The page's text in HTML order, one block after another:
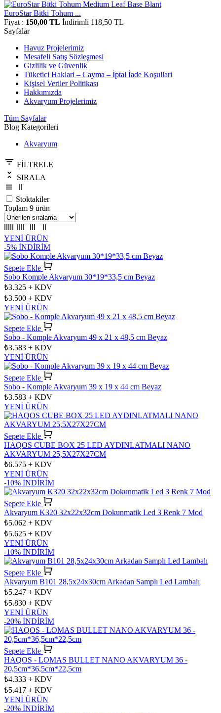
EuroStar Bitki Tohum ...
Fiyat : 150,00 TL İndirimli 118,50 TL
Sayfalar
Havuz Projelerimiz
Mesafeli Satış Sözleşmesi
Gizlilik ve Güvenlik
Tüketici Haklari – Cayma – İptal İade Koşullari
Kişisel Veriler Politikası
Hakkımızda
Akvaryum Projelerimiz
Tüm Sayfalar
Blog Kategorileri
Akvaryum
FİLTRELE
SIRALA
Stoktakiler
Toplam 9 ürün
YENİ ÜRÜN
-5% İNDİRİM
Sepete Ekle
Sobo Komple Akvaryum 30*19*33,5 cm Beyaz
₺3.325 + KDV
₺3.500 + KDV
YENİ ÜRÜN
Sepete Ekle
Sobo - Komple Akvaryum 49 x 21 x 48,5 cm Beyaz
₺3.583 + KDV
YENİ ÜRÜN
Sepete Ekle
Sobo - Komple Akvaryum 39 x 19 x 44 cm Beyaz
₺3.583 + KDV
YENİ ÜRÜN
Sepete Ekle
HAQOS CUBE BOX 25 LED AYDINLATMALI NANO
AKVARYUM 25,5X27X27CM
₺6.575 + KDV
YENİ ÜRÜN
-10% İNDİRİM
Sepete Ekle
Akvaryum K320 32x22x32cm Dokunmatik Led 3 Renk 7 Mod
₺5.062 + KDV
₺5.625 + KDV
YENİ ÜRÜN
-10% İNDİRİM
Sepete Ekle
Akvaryum B101 28,5x24x30cm Arkadan Samplı Led Lambalı
₺5.247 + KDV
₺5.830 + KDV
YENİ ÜRÜN
-20% İNDİRİM
Sepete Ekle
HAQOS - LOMAS BULLET NANO AKVARYUM 36 -
20,5cm*36,5cm*22,5cm
₺4.333 + KDV
₺5.417 + KDV
YENİ ÜRÜN
-20% İNDİRİM